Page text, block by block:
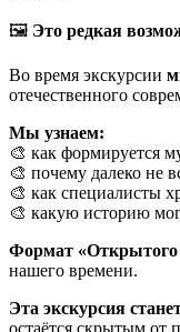
🖼️ Это редкая
Во время экскурсии
отечественного
Мы узнаем:
🎨 как формируется
🎨 почему далеко не
🎨 как специалисты
🎨 какую историю
Формат «Открытого
нашего времени.
Эта экскурсия
остаётся скрытым от